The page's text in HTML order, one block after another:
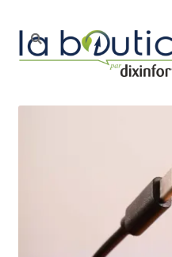
Accueil